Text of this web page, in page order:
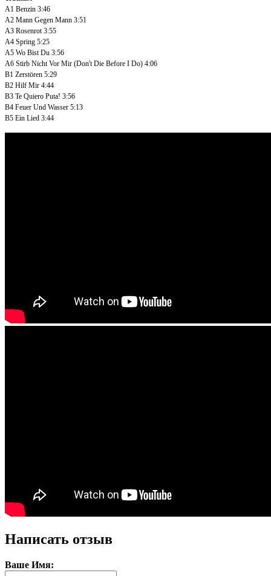
A1 Benzin 3:46
A2 Mann Gegen Mann 3:51
A3 Rosenrot 3:55
A4 Spring 5:25
A5 Wo Bist Du 3:56
A6 Stirb Nicht Vor Mir (Don't Die Before I Do) 4:06
B1 Zerstören 5:29
B2 Hilf Mir 4:44
B3 Te Quiero Puta! 3:56
B4 Feuer Und Wasser 5:13
B5 Ein Lied 3:44
Написать отзыв
Ваше Имя: